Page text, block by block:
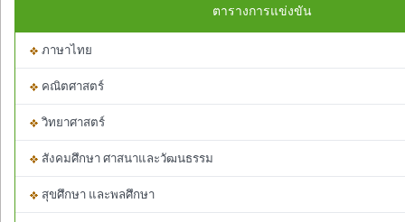
ตารางการแข่งขัน
ภาษาไทย
คณิตศาสตร์
วิทยาศาสตร์
สังคมศึกษา ศาสนาและวัฒนธรรม
สุขศึกษา และพลศึกษา